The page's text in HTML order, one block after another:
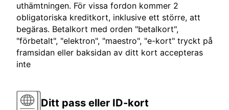
uthämtningen. För vissa fordon kommer 2
obligatoriska kreditkort, inklusive ett större, att
begäras. Betalkort med orden "betalkort",
"förbetalt", "elektron", "maestro", "e-kort" tryckt på
framsidan eller baksidan av ditt kort accepteras
inte
Ditt pass eller ID-kort